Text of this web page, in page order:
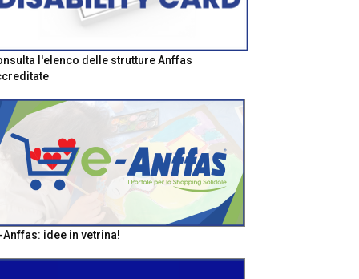
l'elenco delle strutture Anffas
Anffas: idee in vetrina!